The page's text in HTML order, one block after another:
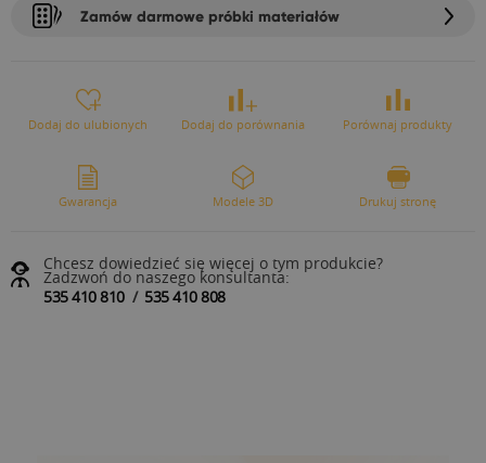
Zamów darmowe próbki materiałów
Dodaj do ulubionych Dodaj do porównania Porównaj produkty
Gwarancja Modele 3D Drukuj stronę
Chcesz dowiedzieć się więcej o tym produkcie?
Zadzwoń do naszego konsultanta:
535 410 810/ 535 410 808